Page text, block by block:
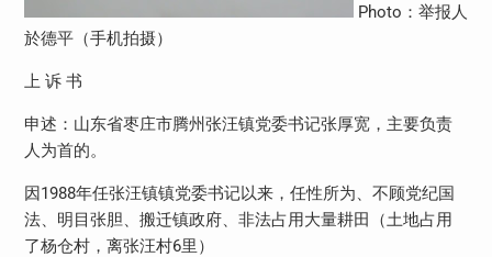
Photo：举报人
於德平（手机拍摄）
上 诉 书
申述：山东省枣庄市腾州张汪镇党委书记张厚宽，主要负责
人为首的。
因1988年任张汪镇镇党委书记以来，任性所为、不顾党纪国
法、明目张胆、搬迁镇政府、非法占用大量耕田（土地占用
了杨仓村，离张汪村6里）